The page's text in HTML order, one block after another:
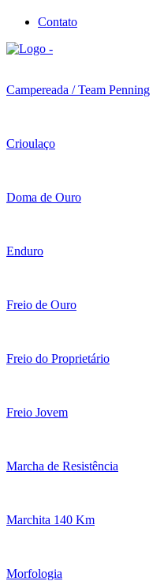
Contato
Campereada / Team Penning
Crioulaço
Doma de Ouro
Enduro
Freio de Ouro
Freio do Proprietário
Freio Jovem
Marcha de Resistência
Marchita 140 Km
Morfologia